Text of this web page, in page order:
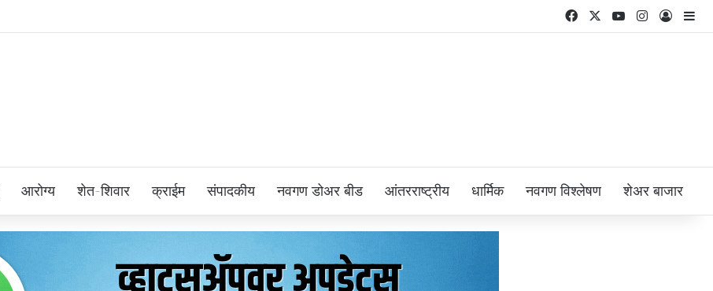
FacebookYouTubeInstagram
Log In
आरोग्य शेत-शिवार क्राईम संपादकीय नवगण डोअर बीड आंतरराष्ट्रीय धार्मिक नवगण विश्लेषण शेअर बाजार